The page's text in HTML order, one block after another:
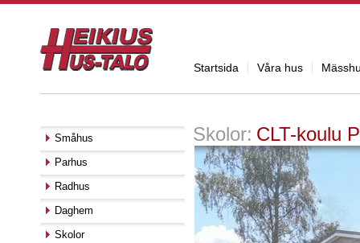
Startsida Våra hus
Småhus
Parhus
Radhus
Daghem
Skolor
Skolor: CLT-koulu